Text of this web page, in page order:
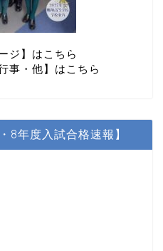
ジ】はこちら
事・他】はこちら
8年度入試合格速報】